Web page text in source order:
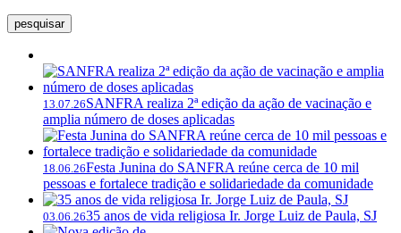
pesquisar
13.07.26SANFRA realiza 2ª edição da ação de vacinação e
amplia número de doses aplicadas
18.06.26Festa Junina do SANFRA reúne cerca de 10 mil
pessoas e fortalece tradição e solidariedade da comunidade
03.06.2635 anos de vida religiosa Ir. Jorge Luiz de Paula, SJ